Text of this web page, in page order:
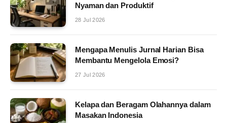
Nyaman dan Produktif
28 Jul 2026
Mengapa Menulis Jurnal Harian Bisa
Membantu Mengelola Emosi?
27 Jul 2026
Kelapa dan Beragam Olahannya dalam
Masakan Indonesia